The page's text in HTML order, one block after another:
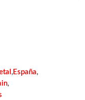
, España,
,